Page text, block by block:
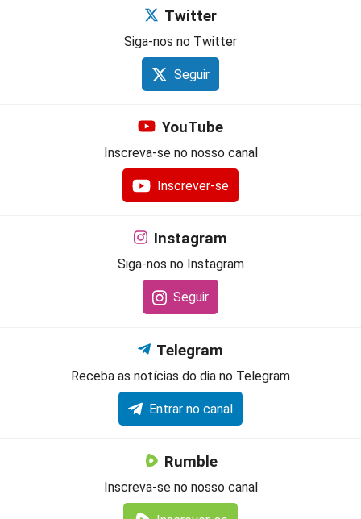
Twitter
Siga-nos no Twitter
Seguir
YouTube
Inscreva-se no nosso canal
Inscrever-se
Instagram
Siga-nos no Instagram
Seguir
Telegram
Receba as notícias do dia no Telegram
Entrar no canal
Rumble
Inscreva-se no nosso canal